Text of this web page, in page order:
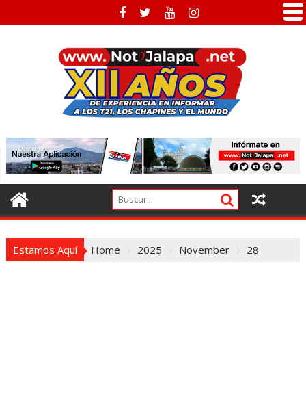
to
Estamos Aquí Home 2025 November 28